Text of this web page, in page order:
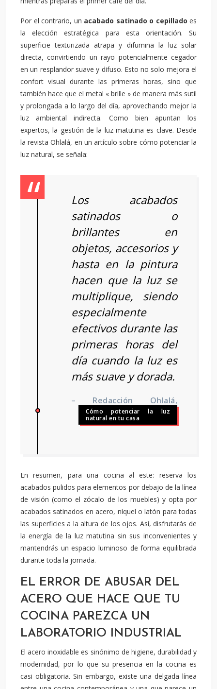
Por el contrario, un acabado satinado o cepillado es
la elección estratégica para esta orientación. Su
superficie texturizada atrapa y difumina la luz solar
directa, convirtiendo un rayo potencialmente cegador
en un resplandor suave y difuso. Esto no solo mejora el
confort visual durante las primeras horas, sino que
también hace que el metal « brille » de manera más sutil
y prolongada a lo largo del día, aprovechando mejor la
luz ambiental indirecta. Como bien apuntan los
expertos, la gestión de la luz matutina es clave. Desde
la revista Ohlalá, en un artículo sobre cómo potenciar la
luz natural, se señala:
Los acabados
satinados o
brillantes en
objetos, accesorios y
hasta en la pintura
hacen que la luz se
multiplique, siendo
especialmente
efectivos durante las
primeras horas del
día cuando la luz es
más suave y dorada.
– Redacción Ohlalá,
Cómo potenciar la luz
natural en tu casa
En resumen, para una cocina al este: reserva los
acabados pulidos para elementos por debajo de la línea
de visión (como el zócalo de los muebles) y opta por
acabados satinados en acero, níquel o latón para todas
las superficies a la altura de los ojos. Así, disfrutarás de
la energía de la luz matutina sin sus inconvenientes y
mantendrás un espacio luminoso de forma equilibrada
durante toda la jornada.
EL ERROR DE ABUSAR DEL
ACERO QUE HACE QUE TU
COCINA PAREZCA UN
LABORATORIO INDUSTRIAL
El acero inoxidable es sinónimo de higiene, durabilidad y
modernidad, por lo que su presencia en la cocina es
casi obligatoria. Sin embargo, existe una delgada línea